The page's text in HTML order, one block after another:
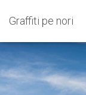
Graffiti pe nori